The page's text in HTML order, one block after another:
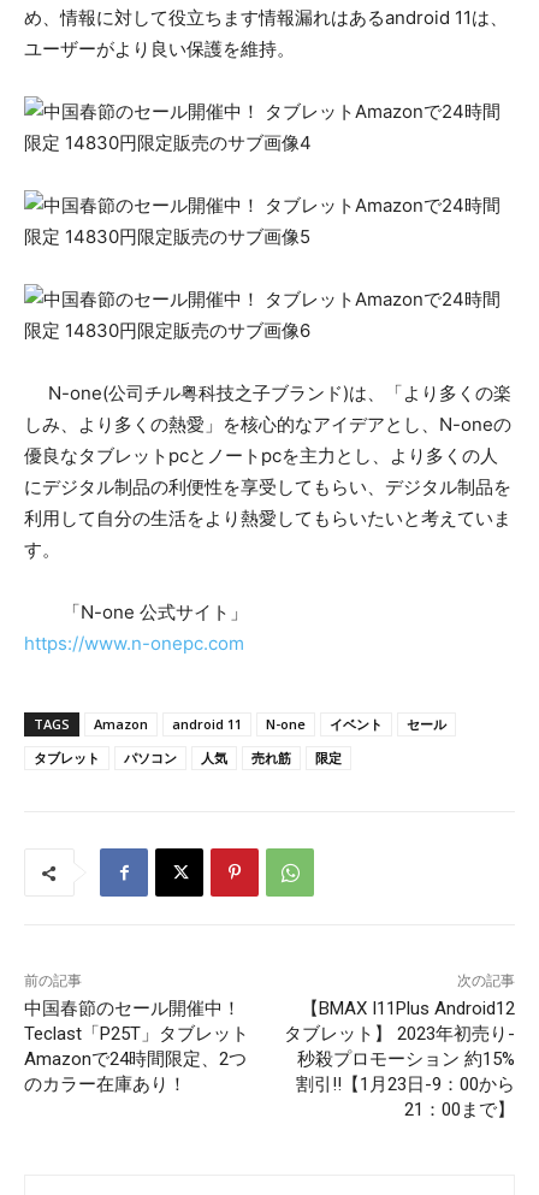
め、情報に対して役立ちます情報漏れはあるandroid 11は、
ユーザーがより良い保護を維持。
N-one(公司チル粤科技之子ブランド)は、「より多くの楽
しみ、より多くの熱愛」を核心的なアイデアとし、N-oneの
優良なタブレットpcとノートpcを主力とし、より多くの人
にデジタル制品の利便性を享受してもらい、デジタル制品を
利用して自分の生活をより熱愛してもらいたいと考えていま
す。
「N-one 公式サイト」
https://www.n-onepc.com
TAGS Amazon android 11 N-one イベント
セール
タブレット
パソコン 人気 売れ筋 限定
前の記事
中国春節のセール開催中！
Teclast「P25T」タブレット
Amazonで24時間限定、2つ
のカラー在庫あり！
次の記事
【BMAX I11Plus Android12
タブレット】 2023年初売り-
秒殺プロモーション 約15%
割引‼【1月23日-9：00から
21：00まで】